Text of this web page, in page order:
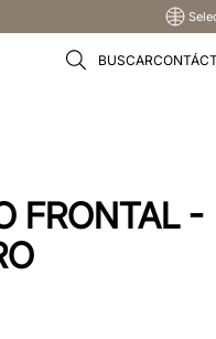
BUSCAR
FRONTAL -